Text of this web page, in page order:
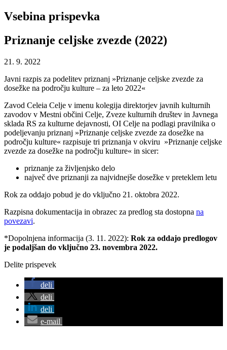
Vsebina prispevka
Priznanje celjske zvezde (2022)
21. 9. 2022
Javni razpis za podelitev priznanj »Priznanje celjske zvezde za
dosežke na področju kulture – za leto 2022«
Zavod Celeia Celje v imenu kolegija direktorjev javnih kulturnih
zavodov v Mestni občini Celje, Zveze kulturnih društev in Javnega
sklada RS za kulturne dejavnosti, OI Celje na podlagi pravilnika o
podeljevanju priznanj »Priznanje celjske zvezde za dosežke na
področju kulture« razpisuje tri priznanja v okviru »Priznanje celjske
zvezde za dosežke na področju kulture« in sicer:
priznanje za življenjsko delo
največ dve priznanji za najvidnejše dosežke v preteklem letu
Rok za oddajo pobud je do vključno 21. oktobra 2022.
Razpisna dokumentacija in obrazec za predlog sta dostopna na
povezavi.
*Dopolnjena informacija (3. 11. 2022): Rok za oddajo predlogov
je podaljšan do vključno 23. novembra 2022.
Delite prispevek
deli
deli
deli
e-mail